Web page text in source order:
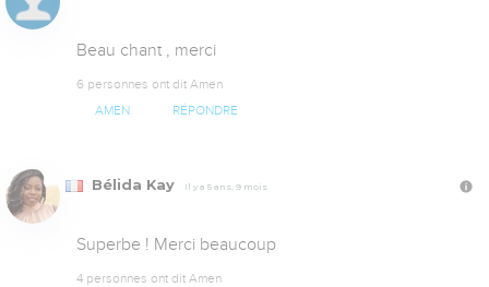
Beau chant , merci
6 personnes ont dit Amen
AMEN RÉPONDRE
Bélida Kay Il y a 5 ans, 9 mois
Superbe ! Merci beaucoup
4 personnes ont dit Amen